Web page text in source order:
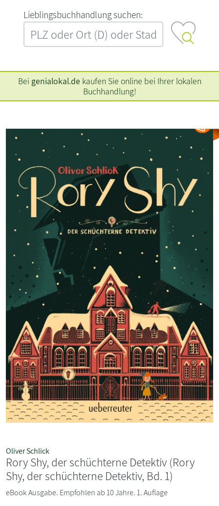
L‍i‍e‍b‍l‍i‍n‍g‍s‍b‍u‍c‍h‍h‍a‍n‍d‍l‍u‍n‍g‍ ‍s‍u‍c‍h‍e‍n‍:‍
Bei genialokal.de kaufen Sie online bei Ihrer lokalen
Buchhandlung!
Oliver Schlick
Rory Shy, der schüchterne Detektiv (Rory
Shy, der schüchterne Detektiv, Bd. 1)
eBook Ausgabe. Empfohlen ab 10 Jahre. 1. Auflage